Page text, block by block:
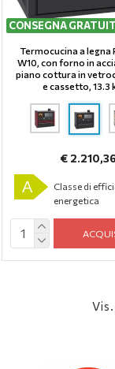
CONSEGNA
Termocucina a legna
W10, con forno in
piano cottura in
e cassetto, 13.3
€ 2.210,36
A
Classe di
energetica